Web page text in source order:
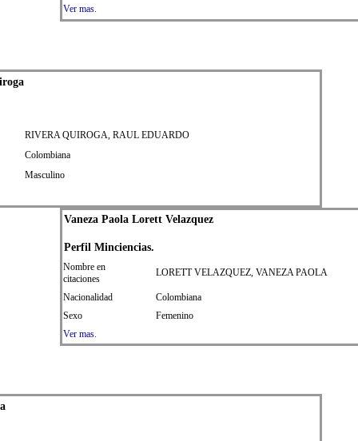
Ver mas.
RIVERA QUIROGA, RAUL EDUARDO
Colombiana
Masculino
Vaneza Paola Lorett Velazquez
Perfil Minciencias.
Nombre en
citaciones
LORETT VELAZQUEZ, VANEZA PAOLA
Nacionalidad
Colombiana
Sexo
Femenino
Ver mas.